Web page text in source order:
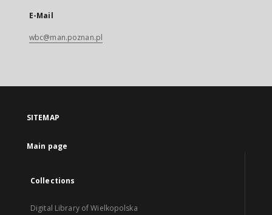
E-Mail
wbc@man.poznan.pl
SITEMAP
Main page
Collections
Digital Library of Wielkopolska